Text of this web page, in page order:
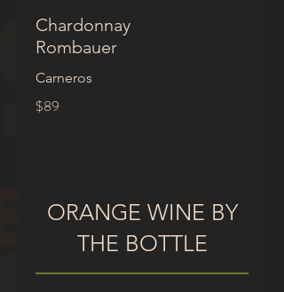
Chardonnay
Rombauer
Carneros
$89
ORANGE WINE BY
THE BOTTLE